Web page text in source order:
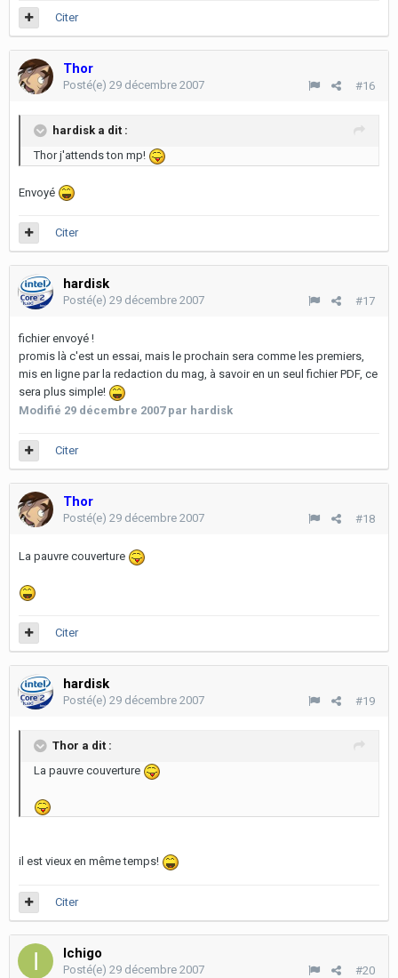
Citer
Thor
#16
Posté(e) 29 décembre 2007
hardisk a dit :
Thor j'attends ton mp!
Envoyé
Citer
hardisk
#17
Posté(e) 29 décembre 2007
fichier envoyé !
promis là c'est un essai, mais le prochain sera comme les premiers,
mis en ligne par la redaction du mag, à savoir en un seul fichier PDF, ce
sera plus simple!
Modifié 29 décembre 2007par hardisk
Citer
Thor
#18
Posté(e) 29 décembre 2007
La pauvre couverture
Citer
hardisk
#19
Posté(e) 29 décembre 2007
Thor a dit :
La pauvre couverture
il est vieux en même temps!
Citer
Ichigo
#20
Posté(e) 29 décembre 2007